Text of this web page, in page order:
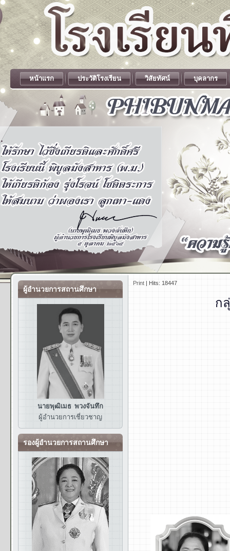
.
.
หน้าแรก ประวัติโรงเรียน วิสัยทัศน์ บุคลากร
ผู้อำนวยการสถานศึกษา
นายพุฒิเมธ พวงจันทึก
ผู้อำนวยการเชี่ยวชาญ
รองผู้อำนวยการสถานศึกษา
Print | Hits: 18447
ก